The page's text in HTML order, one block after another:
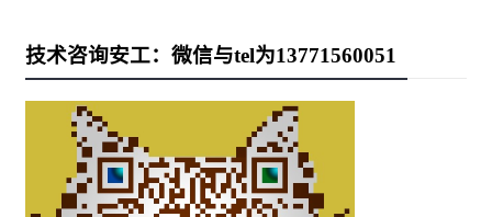
技术咨询安工：微信与tel为13771560051